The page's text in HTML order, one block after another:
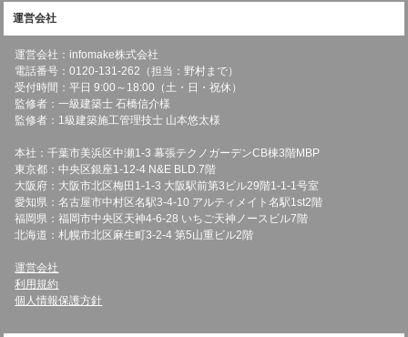
運営会社
運営会社：infomake株式会社
電話番号：0120-131-262（担当：野村まで）
受付時間：平日 9:00～18:00（土・日・祝休）
監修者：一級建築士 石橋信介様
監修者：1級建築施工管理技士 山本悠太様
本社：千葉市美浜区中瀬1-3 幕張テクノガーデンCB棟3階MBP
東京都：中央区銀座1-12-4 N&E BLD.7階
大阪府：大阪市北区梅田1-1-3 大阪駅前第3ビル29階1-1-1号室
愛知県：名古屋市中村区名駅3-4-10 アルティメイト名駅1st2階
福岡県：福岡市中央区天神4-6-28 いちご天神ノースビル7階
北海道：札幌市北区麻生町3-2-4 第5山重ビル2階
運営会社
利用規約
個人情報保護方針